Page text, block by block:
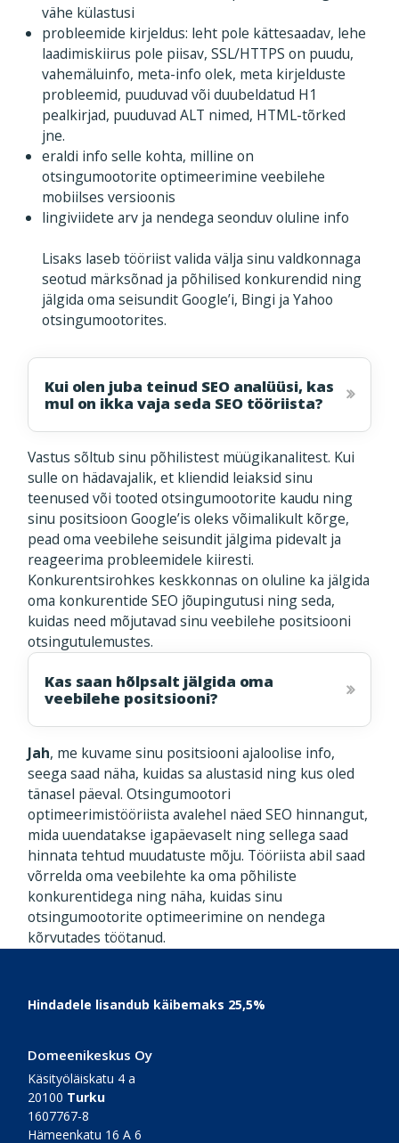
vähe külastusi
probleemide kirjeldus: leht pole kättesaadav, lehe
laadimiskiirus pole piisav, SSL/HTTPS on puudu,
vahemäluinfo, meta-info olek, meta kirjelduste
probleemid, puuduvad või duubeldatud H1
pealkirjad, puuduvad ALT nimed, HTML-tõrked
jne.
eraldi info selle kohta, milline on
otsingumootorite optimeerimine veebilehe
mobiilses versioonis
lingiviidete arv ja nendega seonduv oluline info
Lisaks laseb tööriist valida välja sinu valdkonnaga
seotud märksõnad ja põhilised konkurendid ning
jälgida oma seisundit Google’i, Bingi ja Yahoo
otsingumootorites.
Kui olen juba teinud SEO analüüsi, kas
mul on ikka vaja seda SEO tööriista?
Vastus sõltub sinu põhilistest müügikanalitest. Kui
sulle on hädavajalik, et kliendid leiaksid sinu
teenused või tooted otsingumootorite kaudu ning
sinu positsioon Google’is oleks võimalikult kõrge,
pead oma veebilehe seisundit jälgima pidevalt ja
reageerima probleemidele kiiresti.
Konkurentsirohkes keskkonnas on oluline ka jälgida
oma konkurentide SEO jõupingutusi ning seda,
kuidas need mõjutavad sinu veebilehe positsiooni
otsingutulemustes.
Kas saan hõlpsalt jälgida oma
veebilehe positsiooni?
Jah, me kuvame sinu positsiooni ajaloolise info,
seega saad näha, kuidas sa alustasid ning kus oled
tänasel päeval. Otsingumootori
optimeerimistööriista avalehel näed SEO hinnangut,
mida uuendatakse igapäevaselt ning sellega saad
hinnata tehtud muudatuste mõju. Tööriista abil saad
võrrelda oma veebilehte ka oma põhiliste
konkurentidega ning näha, kuidas sinu
otsingumootorite optimeerimine on nendega
kõrvutades töötanud.
Footer
Hindadele lisandub käibemaks 25,5%
Domeenikeskus Oy
Käsityöläiskatu 4 a
20100 Turku
1607767-8
Hämeenkatu 16 A 6